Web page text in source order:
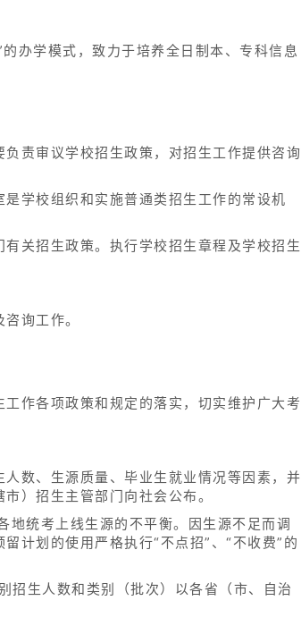
办学模式，致力于培养全日制本、专科信息
责审议学校招生政策，对招生工作提供咨询
学校组织和实施普通类招生工作的常设机
关招生政策。执行学校招生章程及学校招生
询工作。
作各项政策和规定的落实，切实维护广大考
数、生源质量、毕业生就业情况等因素，并
）招生主管部门向社会公布。
地统考上线生源的不平衡。因生源不足而调
计划的使用严格执行“不点招”、“不收费”的
招生人数和类别（批次）以各省（市、自治